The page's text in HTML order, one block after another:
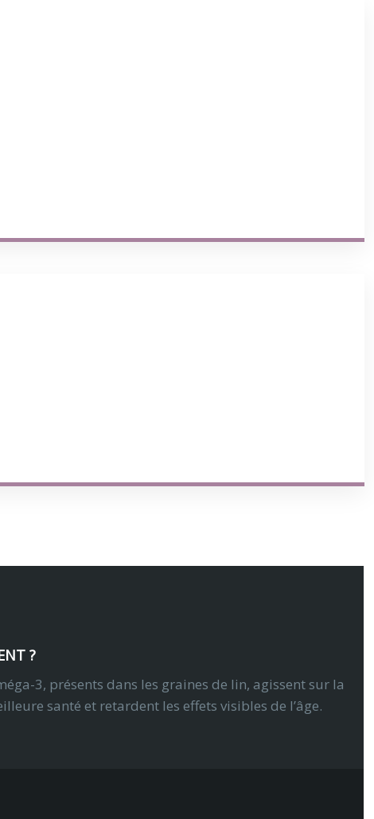
?
3, présents dans les graines de lin, agissent sur la
santé et retardent les effets visibles de l’âge.